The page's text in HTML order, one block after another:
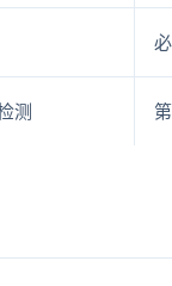
测